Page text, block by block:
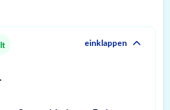
einklappen